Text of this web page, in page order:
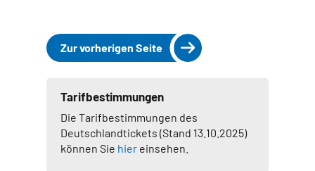
Zur vorherigen Seite
Tarifbestimmungen
Die Tarifbestimmungen des
Deutschlandtickets (Stand 13.10.2025)
können Sie hier einsehen.